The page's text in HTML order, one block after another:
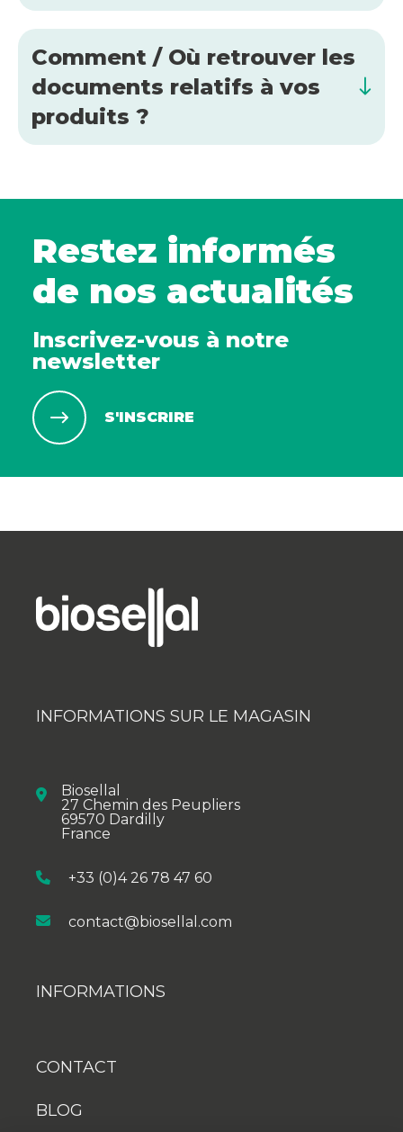
Comment / Où retrouver les
documents relatifs à vos
produits ?
Restez informés
de nos actualités
Inscrivez-vous à notre
newsletter
S'INSCRIRE
INFORMATIONS SUR LE MAGASIN
Biosellal
27 Chemin des Peupliers
69570 Dardilly
France
+33 (0)4 26 78 47 60
contact@biosellal.com
INFORMATIONS
CONTACT
BLOG